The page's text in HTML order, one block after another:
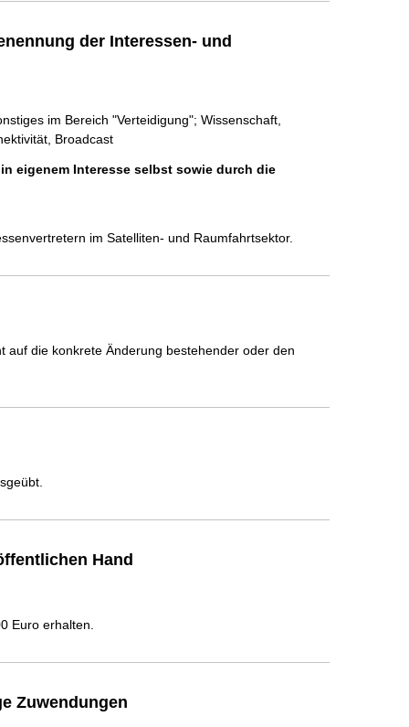
der Interessen- und
im Bereich "Verteidigung"; Wissenschaft,
Broadcast
eigenem Interesse selbst sowie durch die
im Satelliten- und Raumfahrtsektor.
auf die konkrete Änderung bestehender oder den
Hand
Euro erhalten.
Zuwendungen